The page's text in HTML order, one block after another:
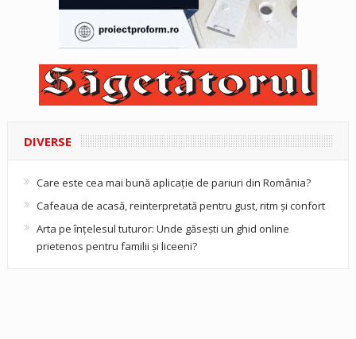
DIVERSE
Care este cea mai bună aplicație de pariuri din România?
Cafeaua de acasă, reinterpretată pentru gust, ritm și confort
Arta pe înțelesul tuturor: Unde găsești un ghid online
prietenos pentru familii și liceeni?